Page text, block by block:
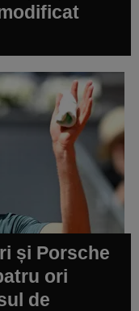
și Porsche
ori
de